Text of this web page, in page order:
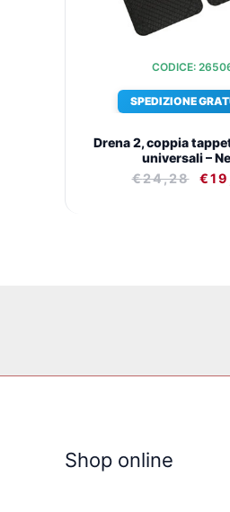
CODICE:
SPEDIZIONE
Drena 2, coppia
universali –
€24,28 €
Shop online